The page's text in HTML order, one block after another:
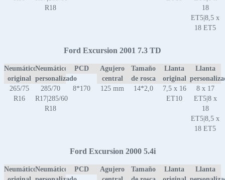
R18
18
ET5|8,5 x
18 ET5
Ford Excursion 2001 7.3 TD
Neumático
original
Neumático
personalizado
PCD
Agujero
central
Tamaño
de rosca
Llanta
original
Llanta
265/75
R16
285/70
R17|285/60
R18
8*170 125 mm 14*2,0
7,5 x 16
ET10
8 x 17
ET5|8 x
18
ET5|8,5 x
18 ET5
Ford Excursion 2000 5.4i
NeumáticoNeumático
PCD
Agujero
Tamaño
Llanta
Llanta